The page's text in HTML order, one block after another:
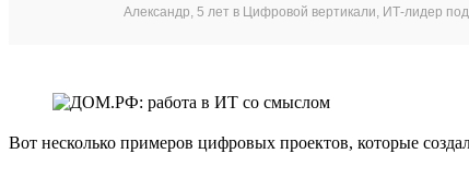
Александр, 5 лет в Цифровой вертикали, ИТ-лидер
Вот несколько примеров цифровых проектов, которые